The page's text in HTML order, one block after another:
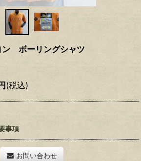
ボーリングシャツ
(税込)
事項
お問い合わせ